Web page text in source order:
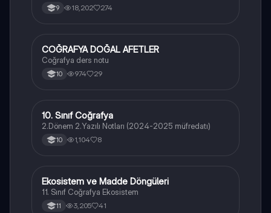
9 18,202 274
Coğrafya
COĞRAFYA DOĞAL AFETLER
Coğrafya ders notu
10 974 29
Coğrafya
10. Sınıf Coğrafya
2.Dönem 2.Yazılı Notları (2024-2025 müfredatı)
10 1,104 8
Coğrafya
Ekosistem ve Madde Döngüleri
11. Sınıf Coğrafya Ekosistem
11 3,205 41